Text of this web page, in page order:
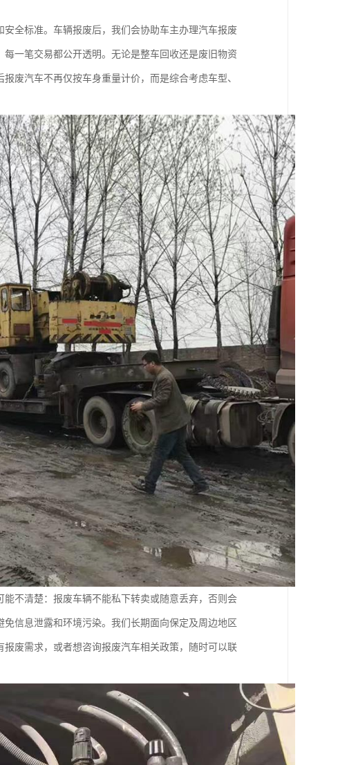
全标准。车辆报废后，我们会协助车主办理汽车报废
一笔交易都公开透明。无论是整车回收还是废旧物资
废汽车不再仅按车身重量计价，而是综合考虑车型、
不清楚：报废车辆不能私下转卖或随意丢弃，否则会
信息泄露和环境污染。我们长期面向保定及周边地区
废需求，或者想咨询报废汽车相关政策，随时可以联